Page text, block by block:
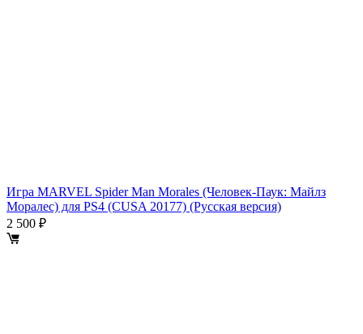
Игра MARVEL Spider Man Morales (Человек-Паук: Майлз
Моралес) для PS4 (CUSA 20177) (Русская версия)
2 500 ₽